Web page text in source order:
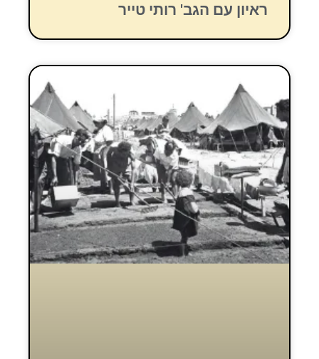
ראיון עם הגב' רותי טייר